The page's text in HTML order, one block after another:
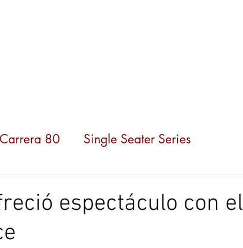
Carrera 80 Single Seater Series
espectáculo con el